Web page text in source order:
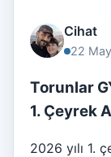
Cihat
22
Torunlar
1. Çeyrek
2026 yılı 1.